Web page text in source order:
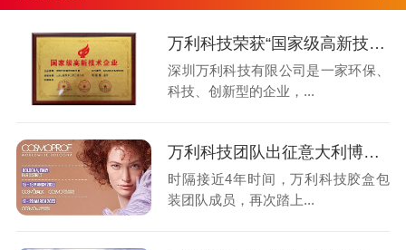
万利科技荣获“国家级高新技术企业”认证
深圳万利科技有限公司是一家环保、
科技、创新型的企业，...
万利科技团队出征意大利博洛尼亚美容展
时隔接近4年时间，万利科技胶盒包
装团队成员，再次踏上...